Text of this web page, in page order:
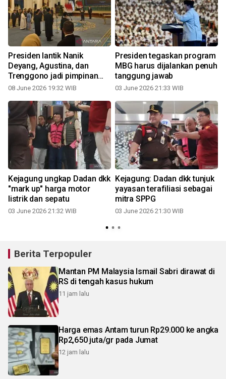
Presiden lantik Nanik
Deyang, Agustina, dan
Trenggono jadi pimpinan
BGN
08 June 2026 19:32 WIB
Presiden tegaskan program
MBG harus dijalankan penuh
tanggung jawab
03 June 2026 21:33 WIB
Kejagung ungkap Dadan dkk
"mark up" harga motor
listrik dan sepatu
03 June 2026 21:32 WIB
Kejagung: Dadan dkk tunjuk
yayasan terafiliasi sebagai
mitra SPPG
03 June 2026 21:30 WIB
Berita Terpopuler
Mantan PM Malaysia Ismail Sabri dirawat di
RS di tengah kasus hukum
11 jam lalu
Harga emas Antam turun Rp29.000 ke angka
Rp2,650 juta/gr pada Jumat
12 jam lalu